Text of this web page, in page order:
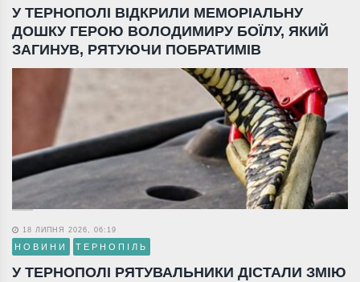
У ТЕРНОПОЛІ ВІДКРИЛИ МЕМОРІАЛЬНУ
ДОШКУ ГЕРОЮ ВОЛОДИМИРУ БОЇЛУ, ЯКИЙ
ЗАГИНУВ, РЯТУЮЧИ ПОБРАТИМІВ
18 ЛИПНЯ 2026, 06:19
НОВИНИ ТЕРНОПІЛЬ
У ТЕРНОПОЛІ РЯТУВАЛЬНИКИ ДІСТАЛИ ЗМІЮ